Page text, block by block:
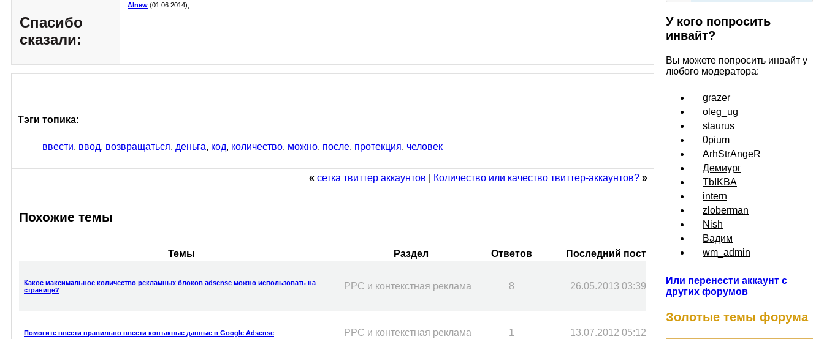
Спасибо
сказали:
Alnew (01.06.2014),
Тэги топика:
ввести, ввод, возвращаться, деньга, код, количество, можно, после, протекция, человек
« сетка твиттер аккаунтов Количество или качество твиттер-аккаунтов? »
Похожие темы
Темы Раздел Ответов Последний пост
Какое максимальное количество рекламных блоков adsense можно использовать на
странице?
PPC и контекстная реклама 8 26.05.2013 03:39
Помогите ввести правильно ввести контакные данные в Google Adsense PPC и контекстная реклама 1 13.07.2012 05:12
У кого попросить
инвайт?
Вы можете попросить инвайт у
любого модератора:
grazer
oleg_ug
staurus
0pium
ArhStrAngeR
Демиург
TbIKBA
intern
zloberman
Nish
Вадим
wm_admin
Или перенести аккаунт с
других форумов
Золотые темы форума